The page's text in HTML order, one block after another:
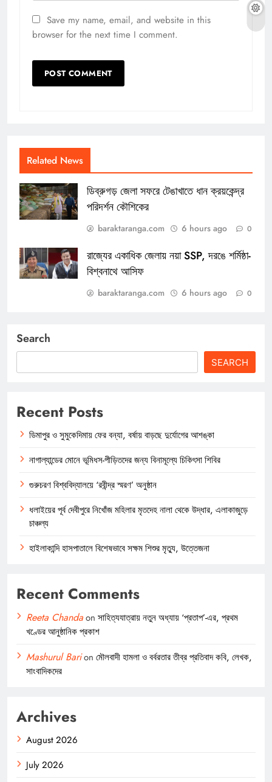
Save my name, email, and website in this
browser for the next time I comment.
Related News
ডিব্রুগড় জেলা সফরে টেঙাখাতে ধান ক্রয়কেন্দ্র
পরিদর্শন কৌশিকের
baraktaranga.com 6 hours ago 0
রাজ্যের একাধিক জেলায় নয়া SSP, দরঙে শর্মিষ্ঠা-
বিশ্বনাথে আসিফ
baraktaranga.com 6 hours ago 0
Search
SEARCH
Recent Posts
ডিমাপুর ও সুমুকেদিমায় ফের বন্যা, বর্ষায় বাড়ছে দুর্যোগের আশঙ্কা
নাগাল্যান্ডের মোনে ভূমিধস-পীড়িতদের জন্য বিনামূল্যে চিকিৎসা শিবির
গুরুচরণ বিশ্ববিদ্যালয়ে ‘রবীন্দ্র স্মরণ’ অনুষ্ঠান
ধলাইয়ের পূর্ব দেবীপুরে নিখোঁজ মহিলার মৃতদেহ নালা থেকে উদ্ধার, এলাকাজুড়ে
চাঞ্চল্য
হাইলাকান্দি হাসপাতালে বিশেষভাবে সক্ষম শিশুর মৃত্যু, উত্তেজনা
Recent Comments
Reeta Chandaon সাহিত্যযাত্রায় নতুন অধ্যায় ‘প্রতাপ’-এর, প্রথম
খণ্ডের আনুষ্ঠানিক প্রকাশ
Mashurul Barion মৌলবাদী হামলা ও বর্বরতার তীব্র প্রতিবাদ কবি, লেখক,
সাংবাদিকদের
Archives
August 2026
July 2026